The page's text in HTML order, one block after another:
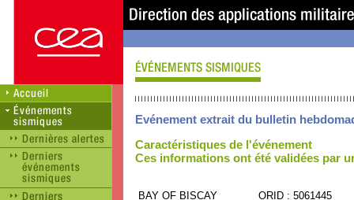
Evénement extrait du bulletin
Caractéristiques de l'événement
Ces informations ont été validées par
BAY OF BISCAY ORID : 5061445